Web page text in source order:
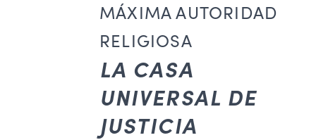
MÁXIMA AUTORIDAD
RELIGIOSA
LA CASA
UNIVERSAL DE
JUSTICIA